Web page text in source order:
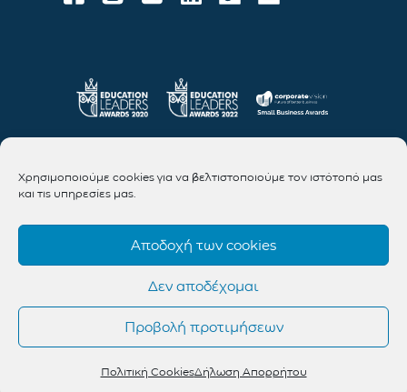
Χρησιμοποιούμε cookies για να βελτιστοποιούμε τον ιστότοπό μας
και τις υπηρεσίες μας.
Αποδοχή των cookies
Δεν αποδέχομαι
Προβολή προτιμήσεων
Πολιτική CookiesΔήλωση Απορρήτου